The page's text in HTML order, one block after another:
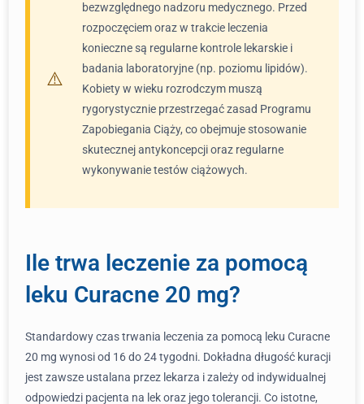
bezwzględnego nadzoru medycznego. Przed
rozpoczęciem oraz w trakcie leczenia
konieczne są regularne kontrole lekarskie i
badania laboratoryjne (np. poziomu lipidów).
Kobiety w wieku rozrodczym muszą
rygorystycznie przestrzegać zasad Programu
Zapobiegania Ciąży, co obejmuje stosowanie
skutecznej antykoncepcji oraz regularne
wykonywanie testów ciążowych.
Ile trwa leczenie za pomocą
leku Curacne 20 mg?
Standardowy czas trwania leczenia za pomocą leku Curacne
20 mg wynosi od 16 do 24 tygodni. Dokładna długość kuracji
jest zawsze ustalana przez lekarza i zależy od indywidualnej
odpowiedzi pacjenta na lek oraz jego tolerancji. Co istotne,